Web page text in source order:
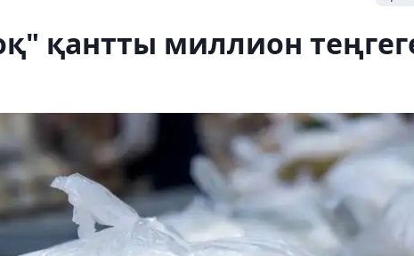
қантты миллион